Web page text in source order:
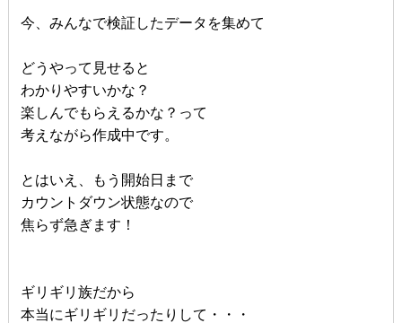
今、みんなで検証したデータを集めて
どうやって見せると
わかりやすいかな？
楽しんでもらえるかな？って
考えながら作成中です。
とはいえ、もう開始日まで
カウントダウン状態なので
焦らず急ぎます！
ギリギリ族だから
本当にギリギリだったりして・・・